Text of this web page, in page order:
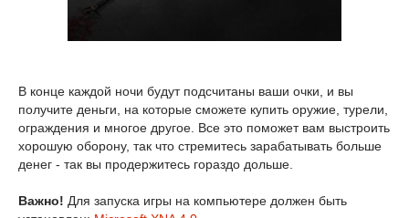
В конце каждой ночи будут подсчитаны ваши очки, и вы
получите деньги, на которые сможете купить оружие, турели,
ограждения и многое другое. Все это поможет вам выстроить
хорошую оборону, так что стремитесь зарабатывать больше
денег - так вы продержитесь гораздо дольше.
Важно! Для запуска игры на компьютере должен быть